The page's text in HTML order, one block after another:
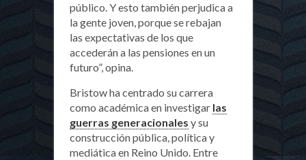
público. Y esto también perjudica a
la gente joven, porque se rebajan
las expectativas de los que
accederán a las pensiones en un
futuro”, opina.
Bristow ha centrado su carrera
como académica en investigar las
guerras generacionales y su
construcción pública, política y
mediática en Reino Unido. Entre